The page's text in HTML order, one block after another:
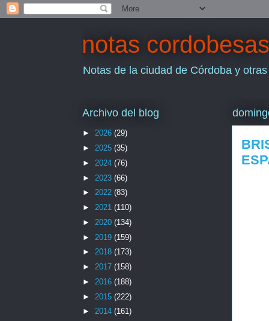
notas cordobesas
Notas de la ciudad de Córdoba y
Archivo del blog
► 2026 (29)
► 2025 (35)
► 2024 (76)
► 2023 (66)
► 2022 (83)
► 2021 (110)
► 2020 (134)
► 2019 (159)
► 2018 (173)
► 2017 (158)
► 2016 (188)
► 2015 (222)
► 2014 (161)